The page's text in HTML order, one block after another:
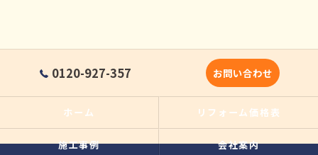
0120-927-357 お問い合わせ
ホーム リフォーム価格表
施工事例 会社案内